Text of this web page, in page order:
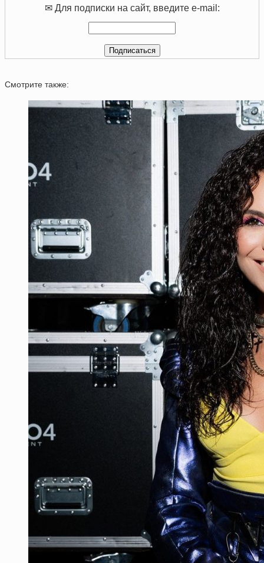
✉ Для подписки на сайт, введите e-mail:
Смотрите также: